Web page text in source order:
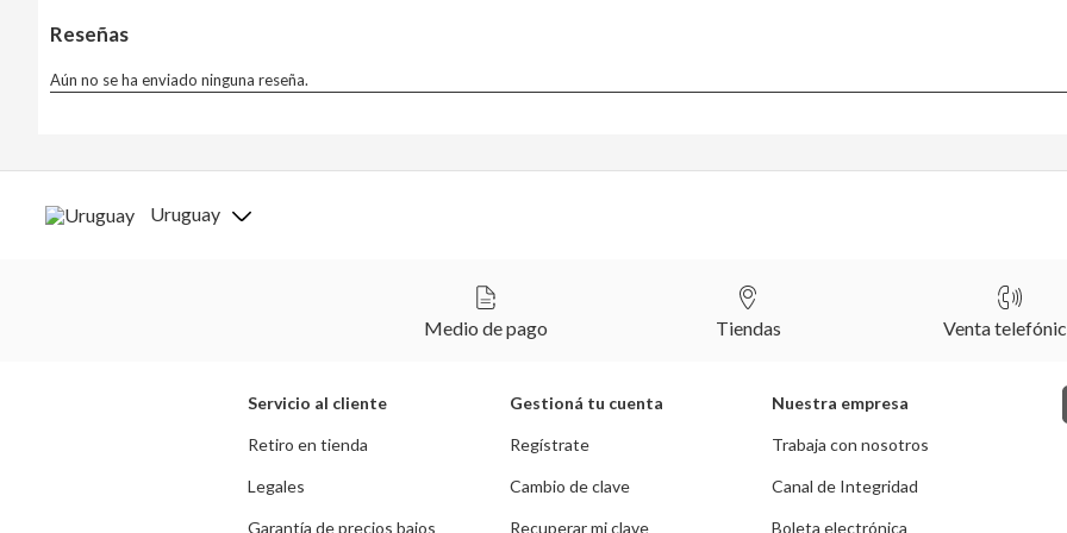
Uruguay
Medio de pago Tiendas Venta
Servicio al cliente
Retiro en tienda
Legales
Garantía de precios bajos
Gestioná tu cuenta
Regístrate
Cambio de clave
Recuperar mi clave
Nuestra empresa
Trabaja con nosotros
Canal de Integridad
Boleta electrónica